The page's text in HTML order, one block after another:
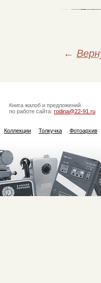
←
Книга жалоб и предложений
по работе сайта: rodina@22-91.ru
Коллекции Толкучка Фотоархив